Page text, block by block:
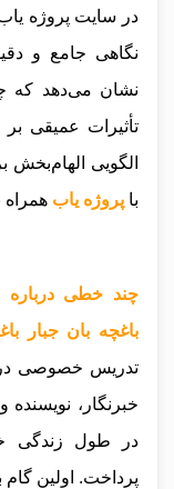
در سایت پروژه
نگاهی جامع و
نشان می‌دهد که
تأثیرات عمیقی
الگویی الهام‌بخش
با پروژه یاب همراه
چند خطی درباره
باغچه بان جبار
تدریس خصوصی در
خبرنگار،
در طول زندگی
پرداخت. اولین